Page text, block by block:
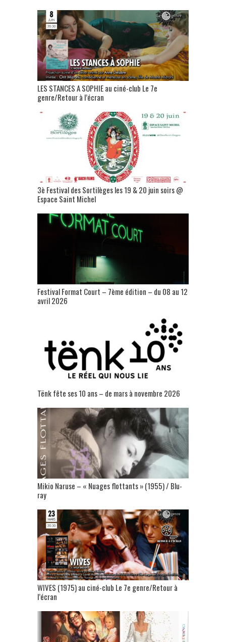
LES STANCES A SOPHIE au ciné-club Le 7e
genre/Retour à l’écran
3è Festival des Sortilèges les 19 & 20 juin soirs @
Espace Saint Michel
Festival Format Court – 7ème édition – du 08 au 12
avril 2026
Tënk fête ses 10 ans – de mars à novembre 2026
Mikio Naruse – « Nuages flottants » (1955) / Blu-
ray
WIVES (1975) au ciné-club Le 7e genre/Retour à
l’écran